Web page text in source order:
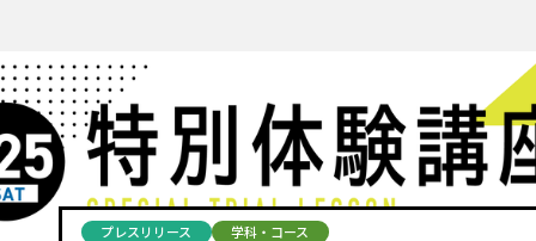
プレスリリース 学科・コース